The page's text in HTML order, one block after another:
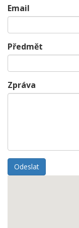
Email
Předmět
Zpráva
Odeslat